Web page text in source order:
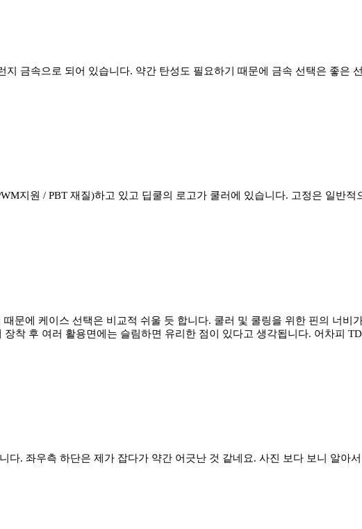
금속으로 되어 있습니다. 약간 탄성도 필요하기 때문에 금속 선택은 좋은
지원 / PBT 재질)하고 있고 딥쿨의 로고가 쿨러에 있습니다. 고정은 일반
문에 케이스 선택은 비교적 쉬울 듯 합니다. 쿨러 및 쿨링을 위한 핀의 너비
착 후 여러 활용면에는 슬림하면 유리한 점이 있다고 생각됩니다. 어차피
다. 좌우측 하단은 제가 잡다가 약간 어긋난 것 같네요. 사진 보다 보니 알아